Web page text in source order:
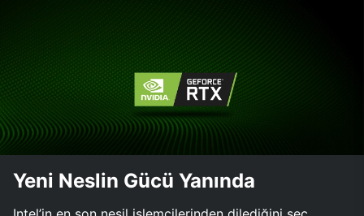
Yeni Neslin Gücü Yanında